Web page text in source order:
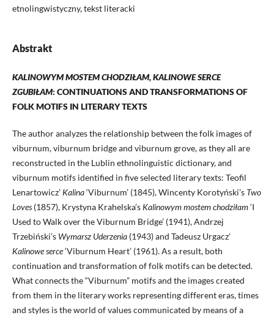
etnolingwistyczny, tekst literacki
Abstrakt
KALINOWYM MOSTEM CHODZIŁAM, KALINOWE SERCE
ZGUBIŁAM: CONTINUATIONS AND TRANSFORMATIONS OF
FOLK MOTIFS IN LITERARY TEXTS
The author analyzes the relationship between the folk images of
viburnum, viburnum bridge and viburnum grove, as they all are
reconstructed in the Lublin ethnolinguistic dictionary, and
viburnum motifs identified in five selected literary texts: Teofil
Lenartowicz’ Kalina‘Viburnum’ (1845), Wincenty Korotyński’s Two
Loves(1857), Krystyna Krahelska’s Kalinowym mostem chodziłam‘I
Used to Walk over the Viburnum Bridge’ (1941), Andrzej
Trzebiński’s Wymarsz Uderzenia(1943) and Tadeusz Urgacz’
Kalinowe serce‘Viburnum Heart’ (1961). As a result, both
continuation and transformation of folk motifs can be detected.
What connects the “Viburnum” motifs and the images created
from them in the literary works representing different eras, times
and styles is the world of values communicated by means of a